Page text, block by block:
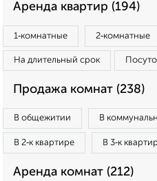
Аренда квартир (194)
1‑комнатные 2‑комнатные
На длительный срок
Продажа комнат (238)
В общежитии В
В 2‑к квартире В 3‑к
Аренда комнат (212)